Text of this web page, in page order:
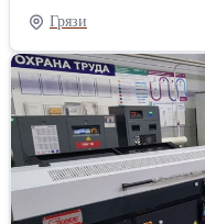
сопровождение проектов
бюджет объектов за счёт
ускорения монтажных
сложному климату и
участием в более чем
Грязи